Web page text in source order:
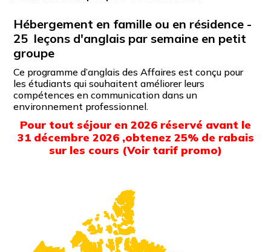
Hébergement en famille ou en résidence -
25 leçons d'anglais par semaine en petit
groupe
Ce programme d’anglais des Affaires est conçu pour
les étudiants qui souhaitent améliorer leurs
compétences en communication dans un
environnement professionnel.
Pour tout séjour en 2026 réservé avant le
31 décembre 2026 ,obtenez 25% de rabais
sur les cours (Voir tarif promo)